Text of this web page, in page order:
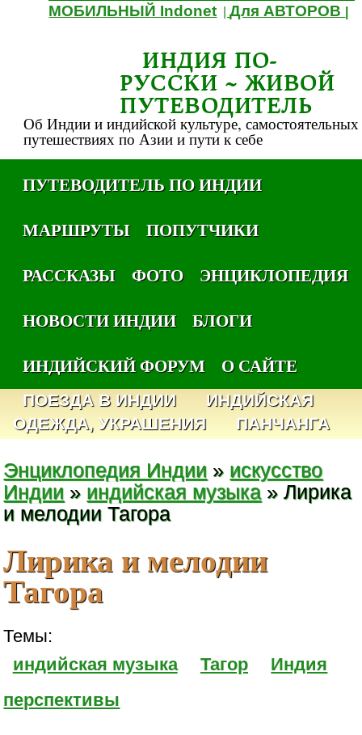
МОБИЛЬНЫЙ Indonet |Для АВТОРОВ
ИНДИЯ ПО-
РУССКИ ~ ЖИВОЙ
ПУТЕВОДИТЕЛЬ
Об Индии и индийской культуре, самостоятельных
путешествиях по Азии и пути к себе
ПУТЕВОДИТЕЛЬ ПО ИНДИИ
МАРШРУТЫ
ПОПУТЧИКИ
РАССКАЗЫ
ФОТО
ЭНЦИКЛОПЕДИЯ
НОВОСТИ ИНДИИ
БЛОГИ
ИНДИЙСКИЙ ФОРУМ
О САЙТЕ
ПОЕЗДА В ИНДИИ
ИНДИЙСКАЯ
ОДЕЖДА, УКРАШЕНИЯ
ПАНЧАНГА
Энциклопедия Индии » искусство
Индии » индийская музыка » Лирика
и мелодии Тагора
Лирика и мелодии
Тагора
Темы:
индийская музыка
Тагор
Индия
перспективы